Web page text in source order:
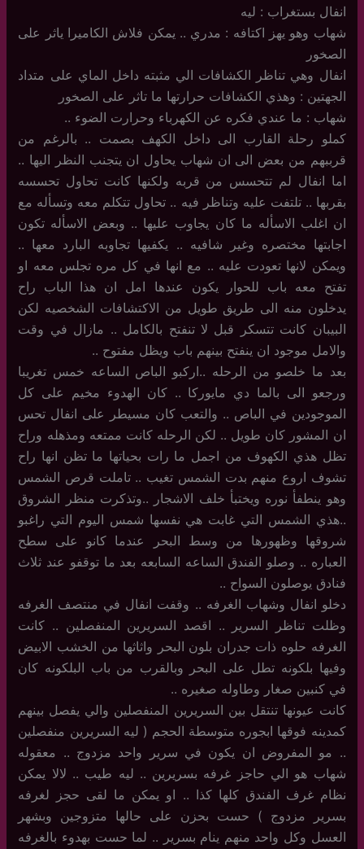
انفال بستغراب : ليه
شهاب وهو يهز اكتافه : مدري .. يمكن فلاش الكاميرا ياثر على
الصخور
انفال وهي تناظر الكشافات الي مثبته داخل الماي على متداد
الجهتين : وهذي الكشافات حرارتها ما تاثر على الصخور
شهاب : ما عندي فكره عن الكهرباء وحرارت الضوء ..
كملو رحلة القارب الى داخل الكهف بصمت .. بالرغم من
قرببهم من بعض الى ان شهاب يحاول ان يتجنب النظر اليها ..
اما انفال لم تتحسس من قربه ولكنها كانت تحاول تحسسه
بقربها .. تلتفت عليه وتناظر فيه .. تحاول تتكلم معه وتسأله مع
ان اغلب الاسأله ما كان يجاوب عليها .. وبعض الاسأله تكون
اجابتها مختصره وغير شافيه .. يكفيها تجاوبه البارد معها ..
ويمكن لانها تعودت عليه .. مع انها في كل مره تجلس معه او
تفتح معه باب للحوار يكون عندها امل ان هذا الباب راح
يدخلون منه الى طريق طويل من الاكتشافات الشخصيه لكن
البيبان كانت تتسكر قبل لا تنفتح بالكامل .. مازال في وقت
والامل موجود ان ينفتح بينهم باب ويظل مفتوح ..
بعد ما خلصو من الرحله ..اركبو الباص الساعه خمس تغريبا
ورجعو الى بالما دي مايوركا .. كان الهدوء مخيم على كل
الموجودين في الباص .. والتعب كان مسيطر على انفال تحس
ان المشور كان طويل .. لكن الرحله كانت ممتعه ومذهله وراح
تظل هذي الكهوف من اجمل ما رات بحياتها ما تظن انها راح
تشوف اروع منهم بدت الشمس تغيب .. تاملت قرص الشمس
وهو ينطفأ نوره ويختبأ خلف الاشجار ..وتذكرت منظر الشروق
..هذي الشمس التي غابت هي نفسها شمس اليوم التي راغبو
شروقها وظهورها من وسط البحر عندما كانو على سطح
العباره .. وصلو الفندق الساعه السابعه بعد ما توقفو عند ثلاث
فنادق يوصلون السواح ..
دخلو انفال وشهاب الغرفه .. وقفت انفال في منتصف الغرفه
وظلت تناظر السرير .. اقصد السريرين المنفصلين .. كانت
الغرفه حلوه ذات جدران بلون البحر واثاثها من الخشب الابيض
وفيها بلكونه تطل على البحر وبالقرب من باب البلكونه كان
في كنبين صغار وطاوله صغيره ..
كانت عيونها تنتقل بين السريرين المنفصلين والي يفصل بينهم
كمدينه فوقها ابجوره متوسطة الحجم ( ليه السريرين منفصلين
.. مو المفروض ان يكون في سرير واحد مزدوج .. معقوله
شهاب هو الي حاجز غرفه بسريرين .. ليه طيب .. لالا يمكن
نظام غرف الفندق كلها كذا .. او يمكن ما لقى حجز لغرفه
بسرير مزدوج ) حست بحزن على حالها متزوجين وبشهر
العسل وكل واحد منهم ينام بسرير .. لما حست بهدوء بالغرفه